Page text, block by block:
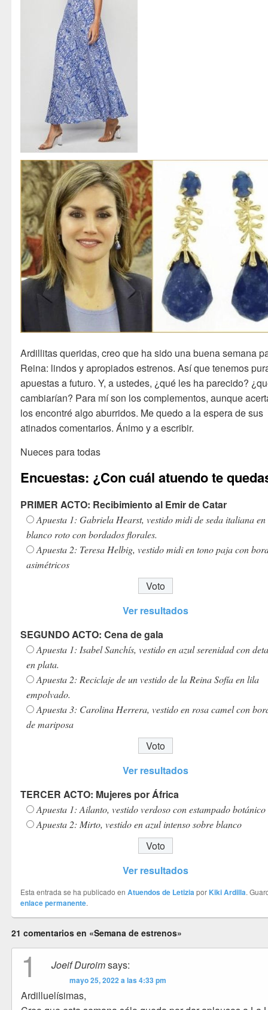
Ardillitas queridas, creo que ha sido una buena semana
Reina: lindos y apropiados estrenos. Así que tenemos
apuestas a futuro. Y, a ustedes, ¿qué les ha parecido?
cambiarían? Para mí son los complementos, aunque
los encontré algo aburridos. Me quedo a la espera de sus
atinados comentarios. Ánimo y a escribir.
Nueces para todas
Encuestas: ¿Con cuál atuendo te
PRIMER ACTO: Recibimiento al Emir de Catar
Apuesta 1: Gabriela Hearst, vestido midi de seda italiana en
blanco roto con bordados florales.
Apuesta 2: Teresa Helbig, vestido midi en tono paja con
asimétricos
Ver resultados
SEGUNDO ACTO: Cena de gala
Apuesta 1: Isabel Sanchís, vestido en azul serenidad con
en plata.
Apuesta 2: Reciclaje de un vestido de la Reina Sofía en lila
empolvado.
Apuesta 3: Carolina Herrera, vestido en rosa camel con
de mariposa
Ver resultados
TERCER ACTO: Mujeres por África
Apuesta 1: Ailanto, vestido verdoso con estampado botánico
Apuesta 2: Mirto, vestido en azul intenso sobre blanco
Ver resultados
Esta entrada se ha publicado enAtuendos de Letiziapor Kiki Ardilla.
enlace permanente.
21 comentarios en «Semana de estrenos»
1 Joeif Duroimsays:
mayo 25, 2022 a las 4:33 pm
Ardilluelísimas,